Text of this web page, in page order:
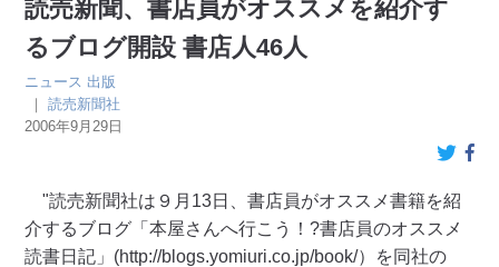
読売新聞、書店員がオススメを紹介す
るブログ開設 書店人46人
ニュース 出版
｜読売新聞社
2006年9月29日
"読売新聞社は９月13日、書店員がオススメ書籍を紹
介するブログ「本屋さんへ行こう！?書店員のオススメ
読書日記」(http://blogs.yomiuri.co.jp/book/）を同社の